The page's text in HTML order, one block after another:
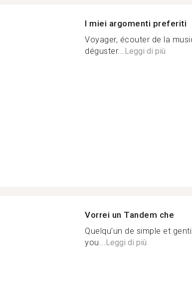
I miei argomenti preferiti
Voyager, écouter de la
déguster...Leggi di più
Vorrei un Tandem che
Quelqu’un de simple et
you...Leggi di più